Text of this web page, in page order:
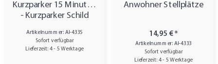
Kurzparker 15 Minuten
- Kurzparker Schild
Artikelnummer: AI-4335
Sofort verfügbar
Lieferzeit: 4 - 5 Werktage
Anwohner Stellplätze
14,95 €*
Artikelnummer: AI-4333
Sofort verfügbar
Lieferzeit: 4 - 5 Werktage